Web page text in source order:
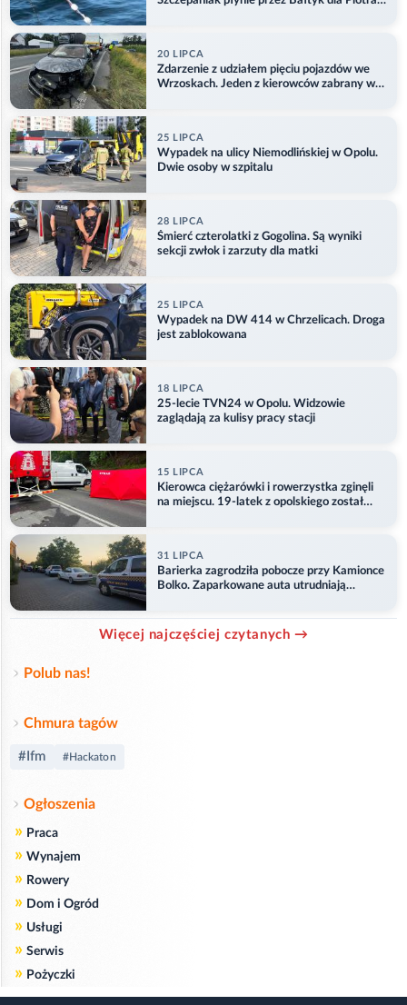
20 LIPCA
Zdarzenie z udziałem pięciu pojazdów we
Wrzoskach. Jeden z kierowców zabrany w
25 LIPCA
Wypadek na ulicy Niemodlińskiej w Opolu.
Dwie osoby w szpitalu
28 LIPCA
Śmierć czterolatki z Gogolina. Są wyniki
sekcji zwłok i zarzuty dla matki
25 LIPCA
Wypadek na DW 414 w Chrzelicach. Droga
jest zablokowana
18 LIPCA
25-lecie TVN24 w Opolu. Widzowie
zaglądają za kulisy pracy stacji
15 LIPCA
Kierowca ciężarówki i rowerzystka zginęli
na miejscu. 19-latek z opolskiego został
31 LIPCA
Barierka zagrodziła pobocze przy Kamionce
Bolko. Zaparkowane auta utrudniają
Więcej najczęściej czytanych →
Polub nas!
Chmura tagów
#Ifm #Hackaton
Ogłoszenia
» Praca
» Wynajem
» Rowery
» Dom i Ogród
» Usługi
» Serwis
» Pożyczki